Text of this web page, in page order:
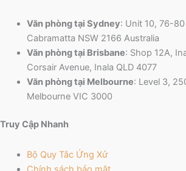
Văn phòng tại Sydney: Unit 10, 76-
Cabramatta NSW 2166 Australia
Văn phòng tại Brisbane: Shop 12A,
Corsair Avenue, Inala QLD 4077
Văn phòng tại Melbourne: Level 3,
Melbourne VIC 3000
Truy Cập Nhanh
Bộ Quy Tắc Ứng Xử